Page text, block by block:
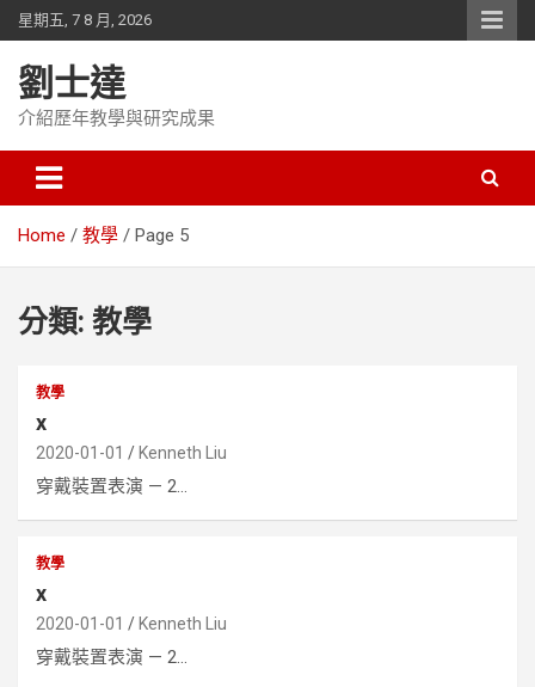
Skip
to
content
星期五, 7 8 月, 2026
劉士達
介紹歷年教學與研究成果
Home 教學 Page 5
分類: 教學
教學
x
2020-01-01 Kenneth Liu
穿戴裝置表演 — 2...
教學
x
2020-01-01 Kenneth Liu
穿戴裝置表演 — 2...